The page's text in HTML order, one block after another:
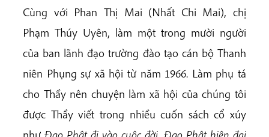
Cùng với Phan Thị Mai (Nhất Chi Mai), chị
Phạm Thúy Uyên, làm một trong mười người
của ban lãnh đạo trường đào tạo cán bộ Thanh
niên Phụng sự xã hội từ năm 1966. Làm phụ tá
cho Thầy nên chuyện làm xã hội của chúng tôi
được Thầy viết trong nhiều cuốn sách cổ xúy